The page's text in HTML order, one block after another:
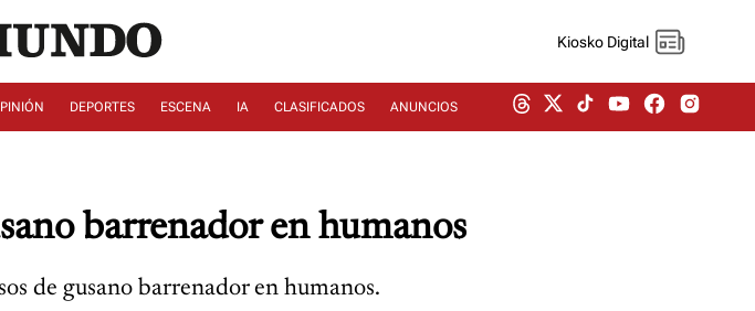
Kiosko Digital
DEPORTES ESCENA IA CLASIFICADOS ANUNCIOS
barrenador en humanos
de gusano barrenador en humanos.